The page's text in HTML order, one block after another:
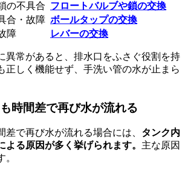
の不具合 フロートバルブや鎖の交換
合・故障 ボールタップの交換
障
レバーの交換
異常があると、排水口をふさぐ役割を持
正しく機能せず、手洗い管の水が止まら
時間差で再び水が流れる
差で再び水が流れる場合には、 タンク内
よる原因が多く挙げられます。 主な原因